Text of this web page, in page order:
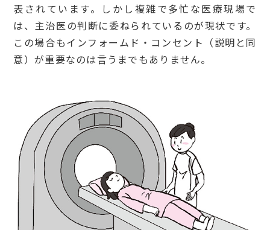
表されています。しかし複雑で多忙な医療現場で
は、主治医の判断に委ねられているのが現状です。
この場合もインフォームド・コンセント（説明と同
意）が重要なのは言うまでもありません。